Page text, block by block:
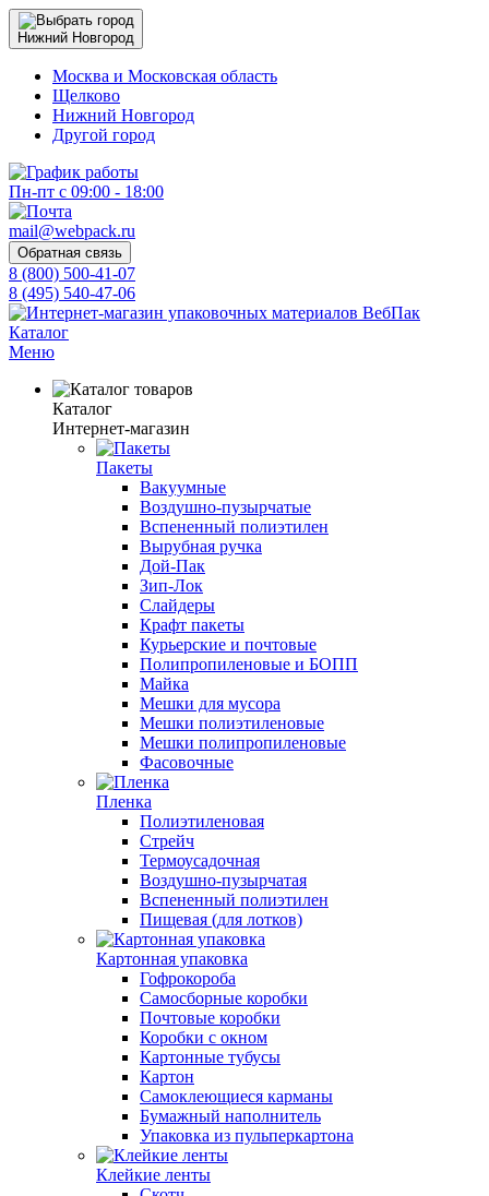
Нижний Новгород
Москва и Московская область
Щелково
Нижний Новгород
Другой город
Пн-пт с 09:00 - 18:00
mail@webpack.ru
Обратная связь
8 (800) 500-41-07
8 (495) 540-47-06
Каталог
Меню
Каталог
Интернет-магазин
Пакеты
Вакуумные
Воздушно-пузырчатые
Вспененный полиэтилен
Вырубная ручка
Дой-Пак
Зип-Лок
Слайдеры
Крафт пакеты
Курьерские и почтовые
Полипропиленовые и БОПП
Майка
Мешки для мусора
Мешки полиэтиленовые
Мешки полипропиленовые
Фасовочные
Пленка
Полиэтиленовая
Стрейч
Термоусадочная
Воздушно-пузырчатая
Вспененный полиэтилен
Пищевая (для лотков)
Картонная упаковка
Гофрокороба
Самосборные коробки
Почтовые коробки
Коробки с окном
Картонные тубусы
Картон
Самоклеющиеся карманы
Бумажный наполнитель
Упаковка из пульперкартона
Клейкие ленты